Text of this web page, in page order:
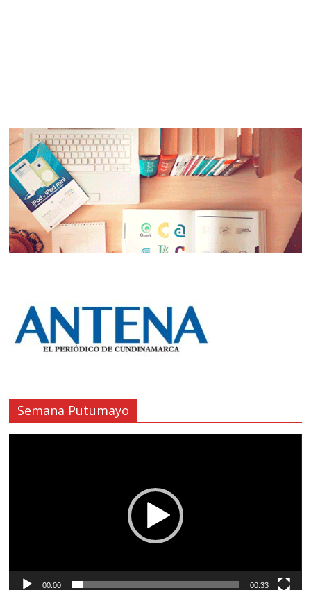
Semana Putumayo
00:00 00:33